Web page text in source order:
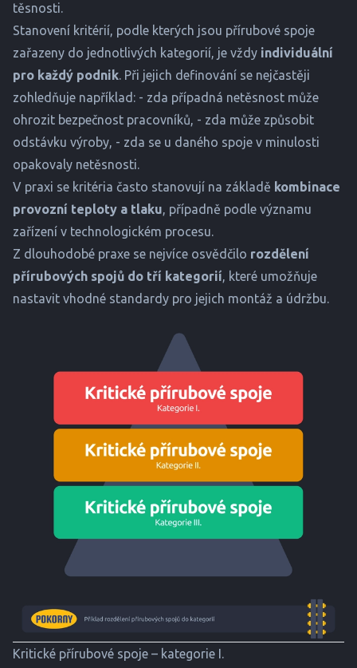
těsnosti.
Stanovení kritérií, podle kterých jsou přírubové spoje
zařazeny do jednotlivých kategorií, je vždy individuální
pro každý podnik. Při jejich definování se nejčastěji
zohledňuje například: - zda případná netěsnost může
ohrozit bezpečnost pracovníků, - zda může způsobit
odstávku výroby, - zda se u daného spoje v minulosti
opakovaly netěsnosti.
V praxi se kritéria často stanovují na základě kombinace
provozní teploty a tlaku, případně podle významu
zařízení v technologickém procesu.
Z dlouhodobé praxe se nejvíce osvědčilo rozdělení
přírubových spojů do tří kategorií, které umožňuje
nastavit vhodné standardy pro jejich montáž a údržbu.
Kritické přírubové spoje – kategorie I.